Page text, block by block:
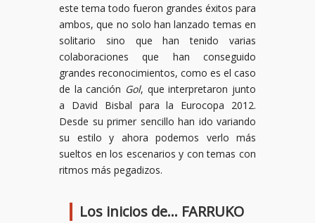
este tema todo fueron grandes éxitos para
ambos, que no solo han lanzado temas en
solitario sino que han tenido varias
colaboraciones que han conseguido
grandes reconocimientos, como es el caso
de la canción Gol, que interpretaron junto
a David Bisbal para la Eurocopa 2012.
Desde su primer sencillo han ido variando
su estilo y ahora podemos verlo más
sueltos en los escenarios y con temas con
ritmos más pegadizos.
Los inicios de… FARRUKO